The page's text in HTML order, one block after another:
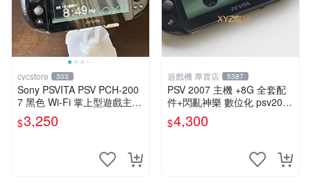
cycstore 303
Sony PSVITA PSV PCH-200
7 黑色 Wi-Fi 掌上型遊戲主機
輕薄版 OLED後繼機 收藏熱
門
$3,250
遊戲機 專賣店 5387
PSV 2007 主機 +8G 全套配
件+閃亂神樂 數位化 psv2007
主機
$4,300